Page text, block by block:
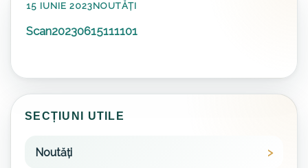
15 IUNIE 2023NOUTĂȚI
Scan20230615111101
SECȚIUNI UTILE
Noutăți